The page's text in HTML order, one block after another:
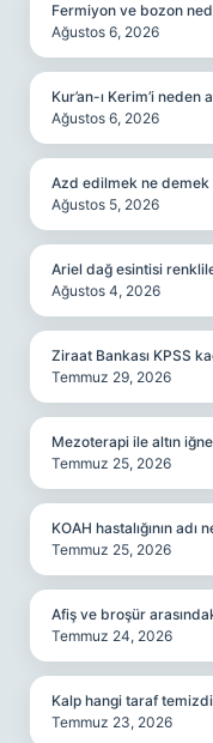
Fermiyon ve bozon
Ağustos 6, 2026
Kur’an-ı Kerim’i neden
Ağustos 6, 2026
Azd edilmek ne demek
Ağustos 5, 2026
Ariel dağ esintisi
Ağustos 4, 2026
Ziraat Bankası KPSS
Temmuz 29, 2026
Mezoterapi ile altın
Temmuz 25, 2026
KOAH hastalığının adı
Temmuz 25, 2026
Afiş ve broşür
Temmuz 24, 2026
Kalp hangi taraf
Temmuz 23, 2026